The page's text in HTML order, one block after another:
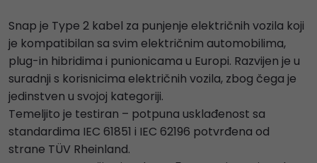
Snap je Type 2 kabel za punjenje električnih vozila koji
je kompatibilan sa svim električnim automobilima,
plug-in hibridima i punionicama u Europi. Razvijen je u
suradnji s korisnicima električnih vozila, zbog čega je
jedinstven u svojoj kategoriji.
Temeljito je testiran – potpuna usklađenost sa
standardima IEC 61851 i IEC 62196 potvrđena od
strane TÜV Rheinland.